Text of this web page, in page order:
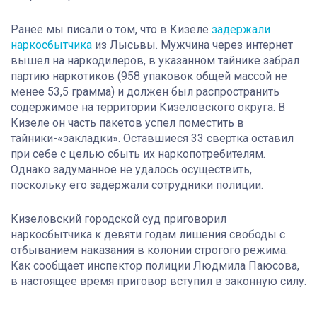
Ранее мы писали о том, что в Кизеле задержали
наркосбытчика из Лысьвы. Мужчина через интернет
вышел на наркодилеров, в указанном тайнике забрал
партию наркотиков (958 упаковок общей массой не
менее 53,5 грамма) и должен был распространить
содержимое на территории Кизеловского округа. В
Кизеле он часть пакетов успел поместить в
тайники-«закладки». Оставшиеся 33 свёртка оставил
при себе с целью сбыть их наркопотребителям.
Однако задуманное не удалось осуществить,
поскольку его задержали сотрудники полиции.
Кизеловский городской суд приговорил
наркосбытчика к девяти годам лишения свободы с
отбыванием наказания в колонии строгого режима.
Как сообщает инспектор полиции Людмила Паюсова,
в настоящее время приговор вступил в законную силу.